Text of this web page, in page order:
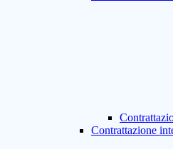
Contrattazione